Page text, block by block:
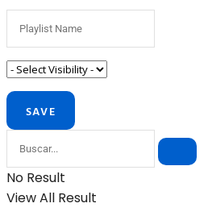
No Result
View All Result